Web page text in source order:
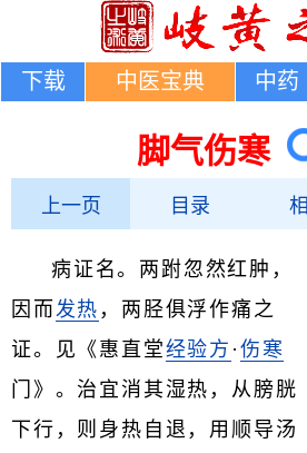
下载 中医宝典 中药
脚气伤寒
上一页 目录
病证名。两跗忽然红肿，
因而发热 ，两胫俱浮作痛之
证。见《惠直堂经验方 · 伤寒
门》。治宜消其湿热，从膀胱
下行，则身热自退，用顺导汤